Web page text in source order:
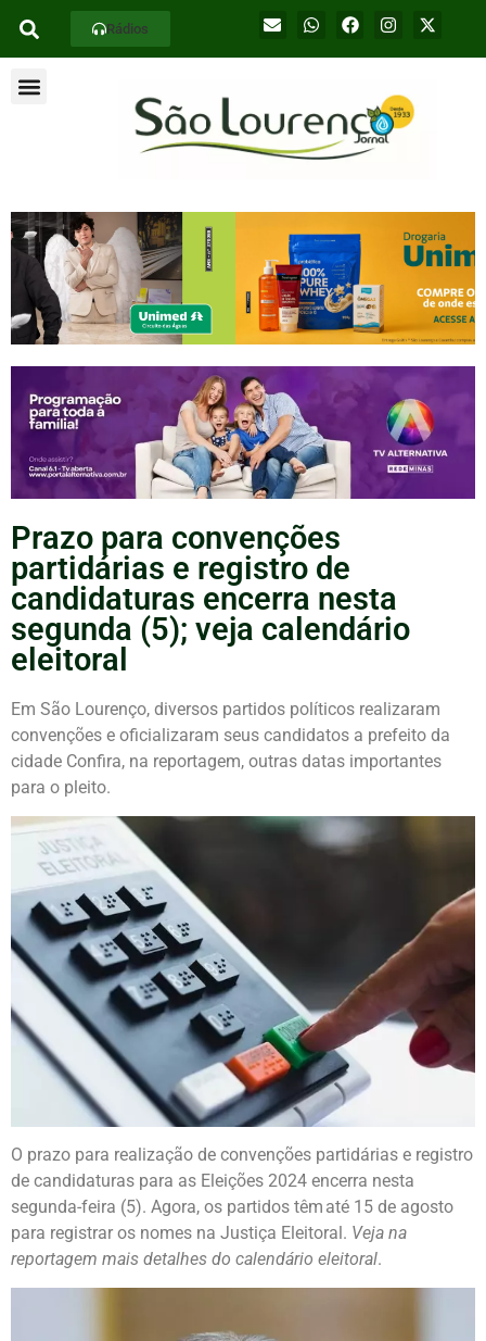
Rádios
Prazo para convenções
partidárias e registro de
candidaturas encerra nesta
segunda (5); veja calendário
eleitoral
Em São Lourenço, diversos partidos políticos realizaram
convenções e oficializaram seus candidatos a prefeito da
cidade Confira, na reportagem, outras datas importantes
para o pleito.
O prazo para realização de convenções partidárias e registro
de candidaturas para as Eleições 2024 encerra nesta
segunda-feira (5). Agora, os partidos têm até 15 de agosto
para registrar os nomes na Justiça Eleitoral. Veja na
reportagem mais detalhes do calendário eleitoral.